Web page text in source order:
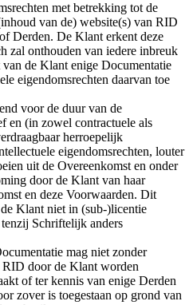
met betrekking tot de
van de) website(s) van RID
Derden. De Klant erkent deze
zal onthouden van iedere inbreuk
de Klant enige Documentatie
eigendomsrechten daarvan toe
voor de duur van de
en (in zowel contractuele als
herroepelijk
eigendomsrechten, louter
uit de Overeenkomst en onder
door de Klant van haar
en deze Voorwaarden. Dit
Klant niet in (sub-)licentie
Schriftelijk anders
mag niet zonder
RID door de Klant worden
of ter kennis van enige Derden
zover is toegestaan op grond van